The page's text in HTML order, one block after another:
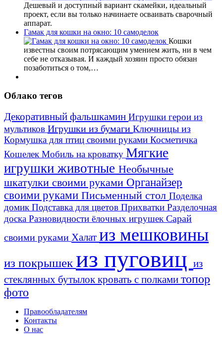
Дешевый и доступный вариант скамейки, идеальный
проект, если вы только начинаете осваивать сварочный
аппарат.
Гамак для кошки на окно: 10 самоделок
Кошки
известны своим потрясающим умением жить, ни в чем
себе не отказывая. И каждый хозяин просто обязан
позаботиться о том,…
Облако тегов
Декоративный фальшкамин Игрушки герои из
мультиков Игрушки из бумаги Ключницы из
Кормушка для птиц своими руками Косметичка
Кошелек Мобиль на кроватку Мягкие
игрушки животные Необычные
шкатулки своими руками Органайзер
своими руками Письменный стол Поделка
домик Подставка для цветов Прихватки Разделочная
доска Разновидности ёлочных игрушек Сарай
своими руками Халат из мешковины
из покрышек из пуговиц из
стеклянных бутылоккровать с полками топор
фото
Правообладателям
Контакты
О нас